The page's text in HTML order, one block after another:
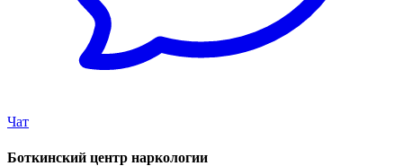
Чат
Боткинский центр наркологии